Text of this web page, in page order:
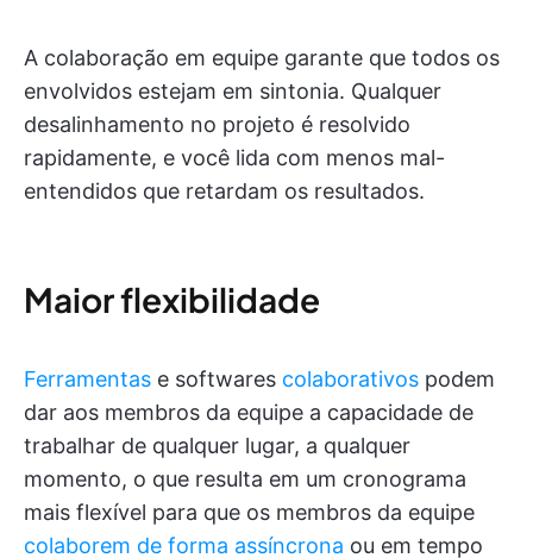
A colaboração em equipe garante que todos os
envolvidos estejam em sintonia. Qualquer
desalinhamento no projeto é resolvido
rapidamente, e você lida com menos mal-
entendidos que retardam os resultados.
Maior flexibilidade
Ferramentas e softwares colaborativos podem
dar aos membros da equipe a capacidade de
trabalhar de qualquer lugar, a qualquer
momento, o que resulta em um cronograma
mais flexível para que os membros da equipe
colaborem de forma assíncrona ou em tempo